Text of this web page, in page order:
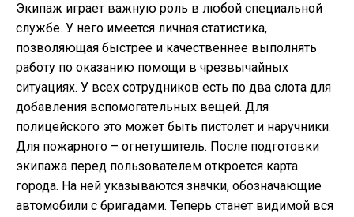
Экипаж играет важную роль в любой специальной
службе. У него имеется личная статистика,
позволяющая быстрее и качественнее выполнять
работу по оказанию помощи в чрезвычайных
ситуациях. У всех сотрудников есть по два слота для
добавления вспомогательных вещей. Для
полицейского это может быть пистолет и наручники.
Для пожарного – огнетушитель. После подготовки
экипажа перед пользователем откроется карта
города. На ней указываются значки, обозначающие
автомобили с бригадами. Теперь станет видимой вся